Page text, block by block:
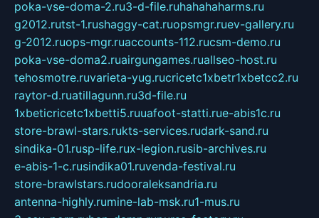
poka-vse-doma-2.ru3-d-file.ruhahahaharms.ru
g2012.rutst-1.rushaggy-cat.ruopsmgr.ruev-gallery.ru
g-2012.ruops-mgr.ruaccounts-112.rucsm-demo.ru
poka-vse-doma2.ruairgungames.ruallseo-host.ru
tehosmotre.ruvarieta-yug.rucricetc1xbetr1xbetcc2.ru
raytor-d.ruatillagunn.ru3d-file.ru
1xbeticricetc1xbetti5.ruuafoot-statti.rue-abis1c.ru
store-brawl-stars.rukts-services.rudark-sand.ru
sindika-01.rusp-life.rux-legion.rusib-archives.ru
e-abis-1-c.rusindika01.ruvenda-festival.ru
store-brawlstars.rudooraleksandria.ru
antenna-highly.rumine-lab-msk.ru1-mus.ru